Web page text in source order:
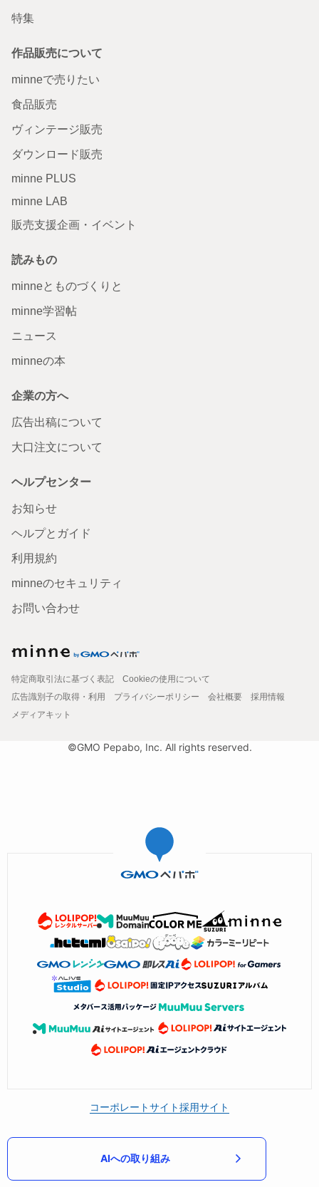
特集
作品販売について
minneで売りたい
食品販売
ヴィンテージ販売
ダウンロード販売
minne PLUS
minne LAB
販売支援企画・イベント
読みもの
minneとものづくりと
minne学習帖
ニュース
minneの本
企業の方へ
広告出稿について
大口注文について
ヘルプセンター
お知らせ
ヘルプとガイド
利用規約
minneのセキュリティ
お問い合わせ
特定商取引法に基づく表記
Cookieの使用について
広告識別子の取得・利用
プライバシーポリシー 会社概要
採用情報
メディアキット
©GMO Pepabo, Inc. All rights reserved.
コーポレートサイト採用サイト
AIへの取り組み